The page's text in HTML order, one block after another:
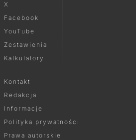
X
Facebook
YouTube
Zestawienia
Kalkulatory
Kontakt
Redakcja
Informacje
Polityka prywatności
Prawa autorskie